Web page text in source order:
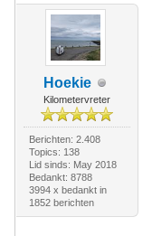
Hoekie
Kilometervreter
Berichten: 2.408
Topics: 138
Lid sinds: May 2018
Bedankt: 8788
3994 x bedankt in
1852 berichten